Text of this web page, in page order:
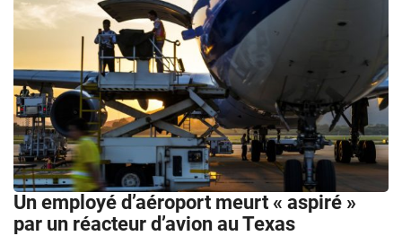
Un employé d’aéroport meurt « aspiré »
par un réacteur d’avion au Texas